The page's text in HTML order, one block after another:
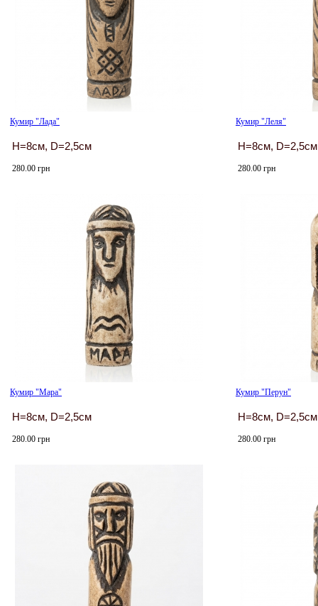
Кумир "Лада"
H=8см, D=2,5см
280.00 грн
Кумир "Леля"
H=8см, D=2,5см
280.00 грн
Кумир "Мара"
H=8см, D=2,5см
280.00 грн
Кумир "Перун"
H=8см, D=2,5см
280.00 грн